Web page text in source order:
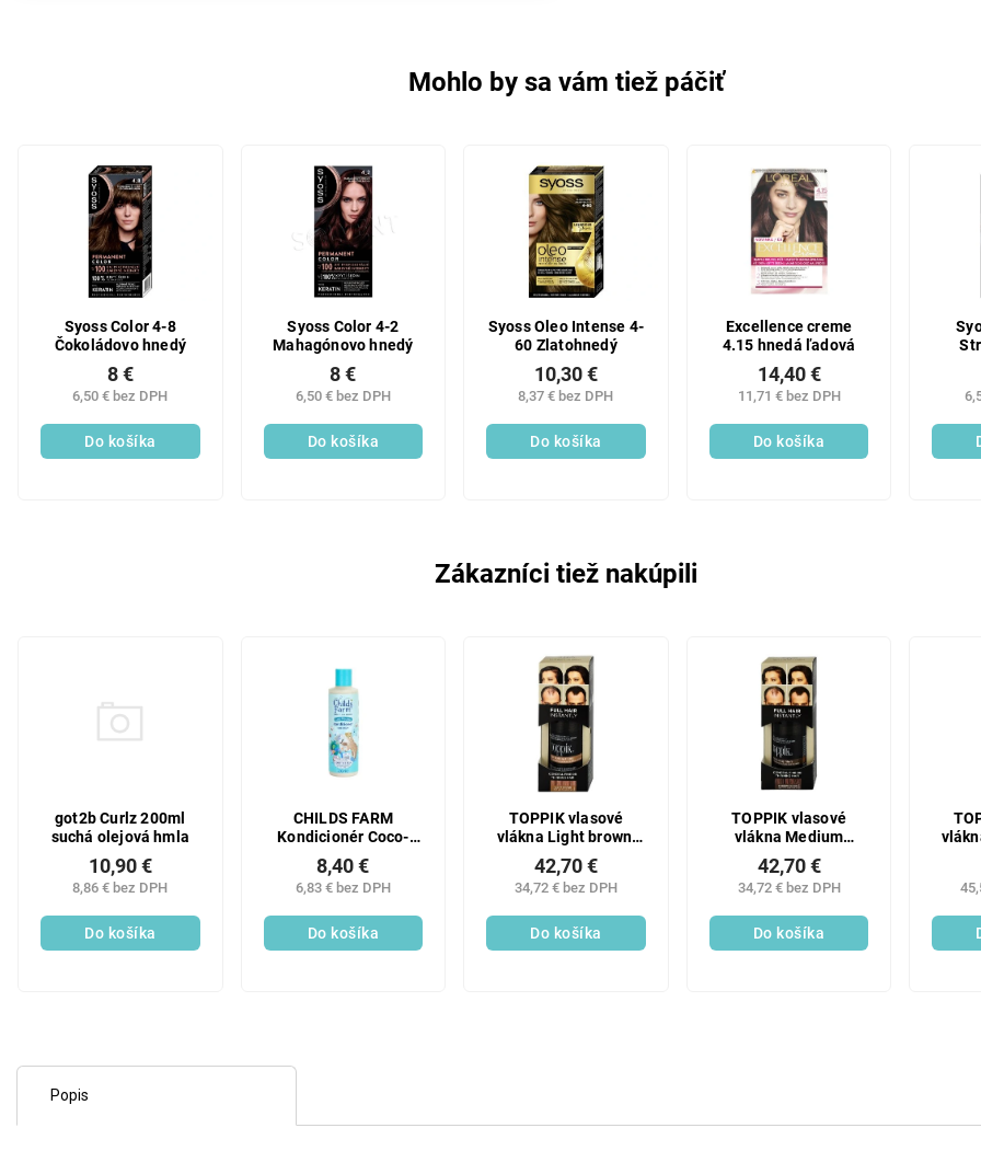
Mohlo by sa vám tiež páčiť
Syoss Color 4-8
Čokoládovo hnedý
6,50 € bez DPH
8 €
Do košíka
Syoss Color 4-2
Mahagónovo hnedý
6,50 € bez DPH
8 €
Do košíka
Syoss Oleo Intense 4-
60 Zlatohnedý
8,37 € bez DPH
10,30 €
Do košíka
Excellence creme
4.15 hnedá ľadová
11,71 € bez DPH
14,40 €
Do košíka
Zákazníci tiež nakúpili
got2b Curlz 200ml
suchá olejová hmla
8,86 € bez DPH
10,90 €
Do košíka
CHILDS FARM
Kondicionér Coco-
Nourish pre kučeravé
vlasy, 250 ml
6,83 € bez DPH
8,40 €
Do košíka
TOPPIK vlasové
vlákna Light brown,
12g
34,72 € bez DPH
42,70 €
Do košíka
TOPPIK vlasové
vlákna Medium
brown, 12g
34,72 € bez DPH
42,70 €
Do košíka
Popis